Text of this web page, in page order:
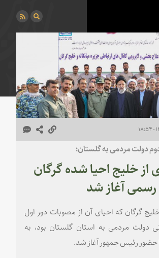
دولت مردمی به گلستان؛
از خلیج احیا شده گرگان
آغاز شد
گرگان که احیای آن از مصوبات دور اول
دولت مردمی به استان گلستان بود، به
رئیس جمهور آغاز شد.